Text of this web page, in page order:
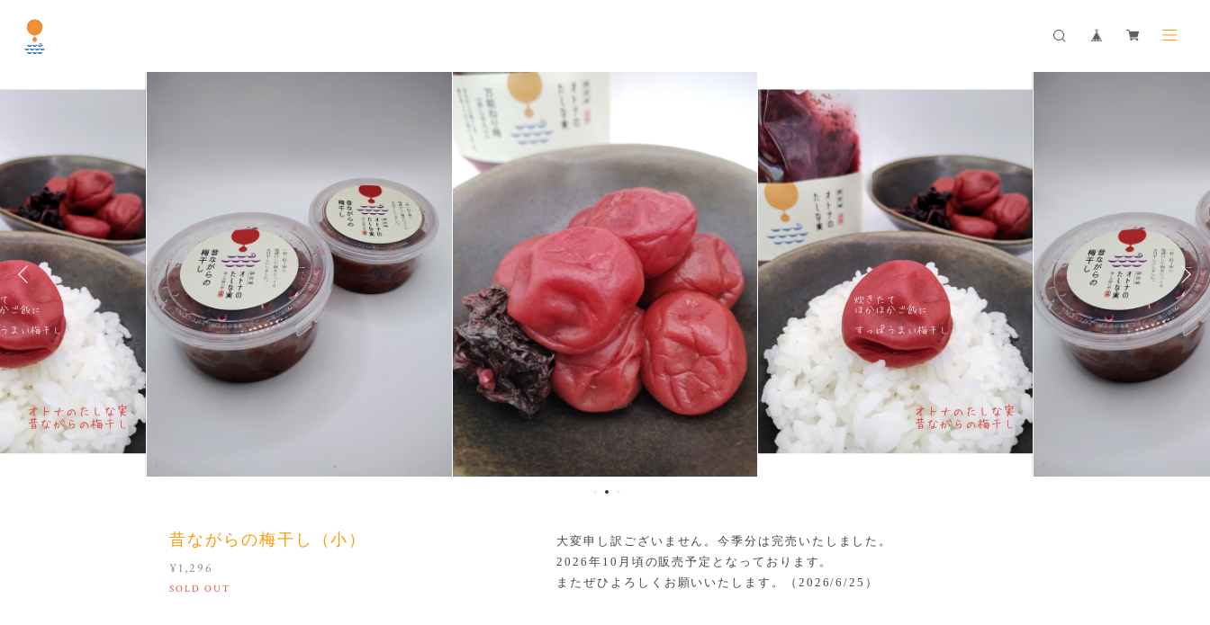
昔ながらの梅干し（小）
¥1,296
SOLD OUT
大変申し訳ございません。今季分は完売いたしました。
2026年10月頃の販売予定となっております。
またぜひよろしくお願いいたします。（2026/6/25）